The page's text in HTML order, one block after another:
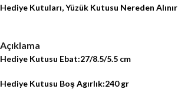
Hediye Kutuları,Yüzük Kutusu Nereden Alınır
Açıklama
Hediye Kutusu Ebat:27/8.5/5.5 cm
Hediye Kutusu Boş Agırlık:240 gr